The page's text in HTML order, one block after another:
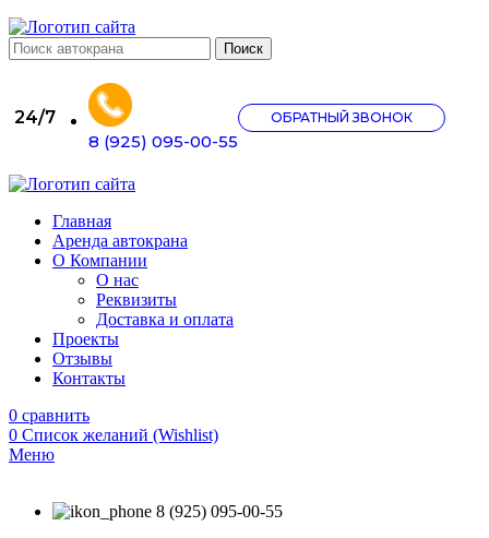
Поиск
24/7
8 (925) 095-00-55
ОБРАТНЫЙ ЗВОНОК
Главная
Аренда автокрана
О Компании
О нас
Реквизиты
Доставка и оплата
Проекты
Отзывы
Контакты
0 сравнить
0 Список желаний (Wishlist)
Меню
8 (925) 095-00-55